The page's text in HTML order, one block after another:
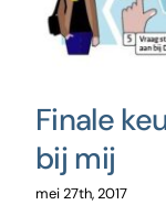
Finale
bij mij
mei 27th, 2017